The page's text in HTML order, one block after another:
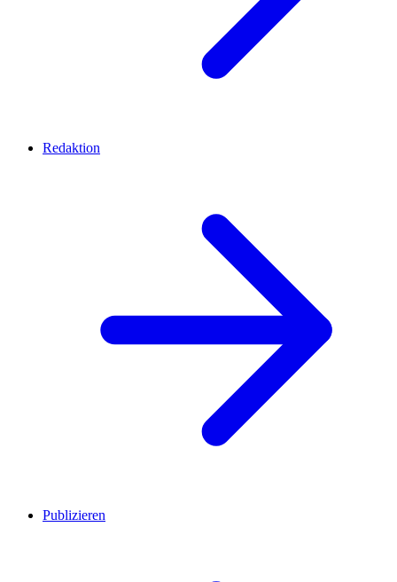
Redaktion
Publizieren